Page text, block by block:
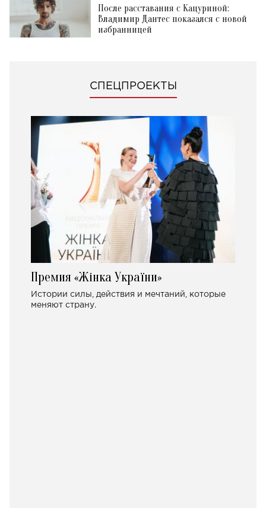
После расставания с Кацуриной:
Владимир Дантес показался с новой
избранницей
СПЕЦПРОЕКТЫ
Премия «Жінка України»
Истории силы, действия и мечтаний, которые
меняют страну.